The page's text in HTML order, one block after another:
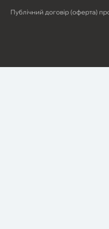
Публічний договір (оферта)